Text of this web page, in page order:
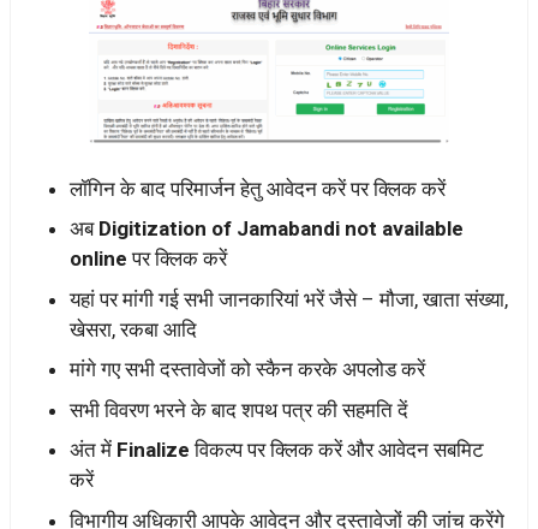
लॉगिन के बाद परिमार्जन हेतु आवेदन करें पर क्लिक करें
अब Digitization of Jamabandi not available
online पर क्लिक करें
यहां पर मांगी गई सभी जानकारियां भरें जैसे – मौजा, खाता संख्या,
खेसरा, रकबा आदि
मांगे गए सभी दस्तावेजों को स्कैन करके अपलोड करें
सभी विवरण भरने के बाद शपथ पत्र की सहमति दें
अंत में Finalize विकल्प पर क्लिक करें और आवेदन सबमिट
करें
विभागीय अधिकारी आपके आवेदन और दस्तावेजों की जांच करेंगे